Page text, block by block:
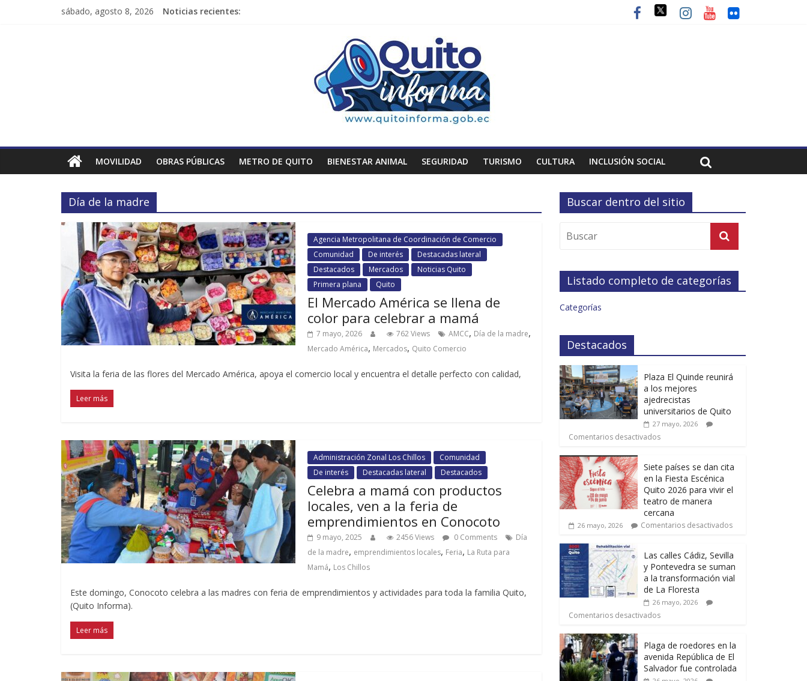
sábado, agosto 8, 2026 Noticias recientes:
MOVILIDAD OBRAS PÚBLICAS METRO DE QUITO BIENESTAR ANIMAL SEGURIDAD TURISMO CULTURA INCLUSIÓN SOCIAL
Día de la madre
Agencia Metropolitana de Coordinación de Comercio
Comunidad
De interés
Destacadas lateral
Destacados
Mercados
Noticias Quito
Primera plana
Quito
El Mercado América se llena de
color para celebrar a mamá
7 mayo, 2026 762 Views AMCC, Día de la madre,
Mercado América, Mercados, Quito Comercio
Visita la feria de las flores del Mercado América, apoya el comercio local y encuentra el detalle perfecto con calidad,
Leer más
Administración Zonal Los Chillos
Comunidad
De interés
Destacadas lateral Destacados
Celebra a mamá con productos
locales, ven a la feria de
emprendimientos en Conocoto
9 mayo, 2025 2456 Views 0 Comments
Día
de la madre, emprendimientos locales, Feria, La Ruta para
Mamá, Los Chillos
Este domingo, Conocoto celebra a las madres con feria de emprendimientos y actividades para toda la familia Quito,
(Quito Informa).
Leer más
Buscar dentro del sitio
Listado completo de categorías
Categorías
Destacados
Plaza El Quinde reunirá
a los mejores
ajedrecistas
universitarios de Quito
27 mayo, 2026
Comentarios desactivados
Siete países se dan cita
en la Fiesta Escénica
Quito 2026 para vivir el
teatro de manera
cercana
26 mayo, 2026 Comentarios desactivados
Las calles Cádiz, Sevilla
y Pontevedra se suman
a la transformación vial
de La Floresta
26 mayo, 2026
Comentarios desactivados
Plaga de roedores en la
avenida República de El
Salvador fue controlada